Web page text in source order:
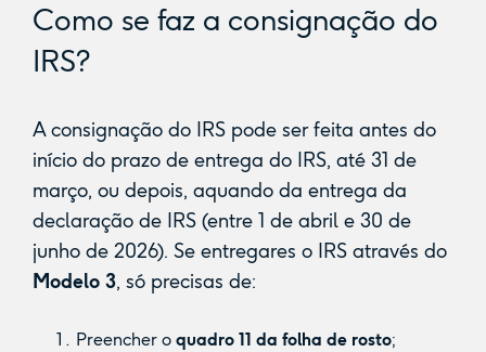
Como se faz a consignação do
IRS?
A consignação do IRS pode ser feita antes do
início do prazo de entrega do IRS, até 31 de
março, ou depois, aquando da entrega da
declaração de IRS (entre 1 de abril e 30 de
junho de 2026). Se entregares o IRS através do
Modelo 3, só precisas de:
Preencher o quadro 11 da folha de rosto;